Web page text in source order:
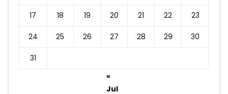
17 18 19 20 21 22 23
24 25 26 27 28 29 30
31
«
Jul